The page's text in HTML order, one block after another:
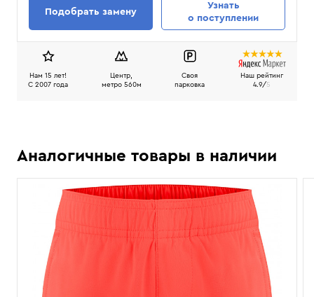
Подобрать замену
Узнать
о поступлении
Нам 15 лет!
C 2007 года
Центр,
метро 560м
Своя
парковка
Наш рейтинг
4.9/5
Аналогичные товары в наличии